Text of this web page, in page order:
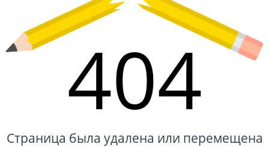
404
Страница была удалена или перемещена